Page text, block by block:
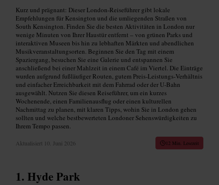
Kurz und prägnant: Dieser London-Reiseführer gibt lokale
Empfehlungen für Kensington und die umliegenden Straßen von
South Kensington. Finden Sie die besten Aktivitäten in London nur
wenige Minuten von Ihrer Haustür entfernt – von grünen Parks und
interaktiven Museen bis hin zu lebhaften Märkten und abendlichen
Musikveranstaltungsorten. Beginnen Sie den Tag mit einem
Spaziergang, besuchen Sie eine Galerie und entspannen Sie
anschließend bei einer Mahlzeit in einem Café im Viertel. Die Einträge
wurden aufgrund fußläufiger Routen, gutem Preis‑Leistungs‑Verhältnis
und einfacher Erreichbarkeit mit dem Fahrrad oder der U-Bahn
ausgewählt. Nutzen Sie diesen Reiseführer, um ein kurzes
Wochenende, einen Familienausflug oder einen kulturellen
Nachmittag zu planen, mit klaren Tipps, wohin Sie in London gehen
sollten und welche bestbewerteten Londoner Sehenswürdigkeiten zu
Ihrem Tempo passen.
Aktualisiert 10. Juni 2026 12 Min. Lesezeit
Hyde Park